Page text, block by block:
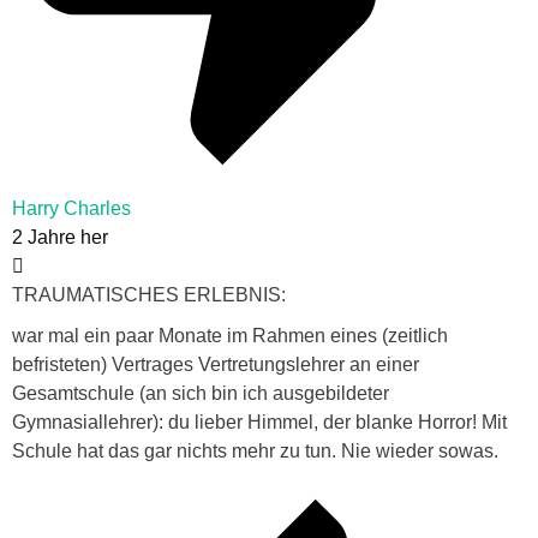
Harry Charles
2 Jahre her
TRAUMATISCHES ERLEBNIS:
war mal ein paar Monate im Rahmen eines (zeitlich
befristeten) Vertrages Vertretungslehrer an einer
Gesamtschule (an sich bin ich ausgebildeter
Gymnasiallehrer): du lieber Himmel, der blanke Horror! Mit
Schule hat das gar nichts mehr zu tun. Nie wieder sowas.